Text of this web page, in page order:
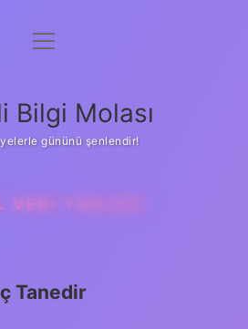
Anasayfa
Yasal Uyarı
menüyü
Bilgi Molası
gününü şenlendir!
VERI TÜRLERI
Tanedir